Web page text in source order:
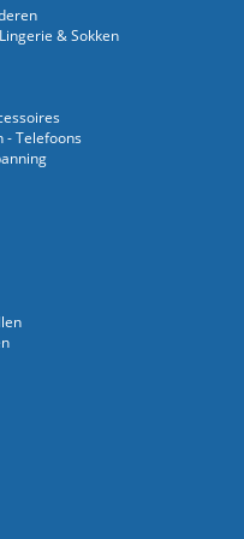
& Sokken
- Telefoons